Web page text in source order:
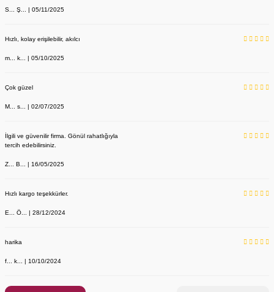
YENİ ÜRÜN
Labor Medikal Tekstil
199,00 TL
S... Ş... | 05/11/2025
Hızlı, kolay erişilebilir, akılcı
m... k... | 05/10/2025
Çok güzel
M... s... | 02/07/2025
İlgili ve güvenilir firma. Gönül rahatlığıyla
tercih edebilirsiniz.
Z... B... | 16/05/2025
Hızlı kargo teşekkürler.
E... Ö... | 28/12/2024
harika
f... k... | 10/10/2024